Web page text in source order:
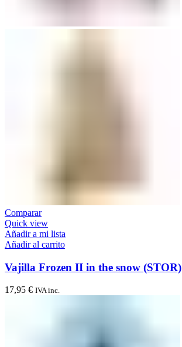
Comparar
Quick view
Añadir a mi lista
Añadir al carrito
Vajilla Frozen II in the snow (STOR)
17,95 € IVA inc.